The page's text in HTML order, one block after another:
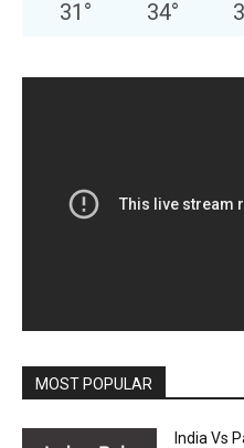
31 ° 34°
MOST POPULAR
India Vs